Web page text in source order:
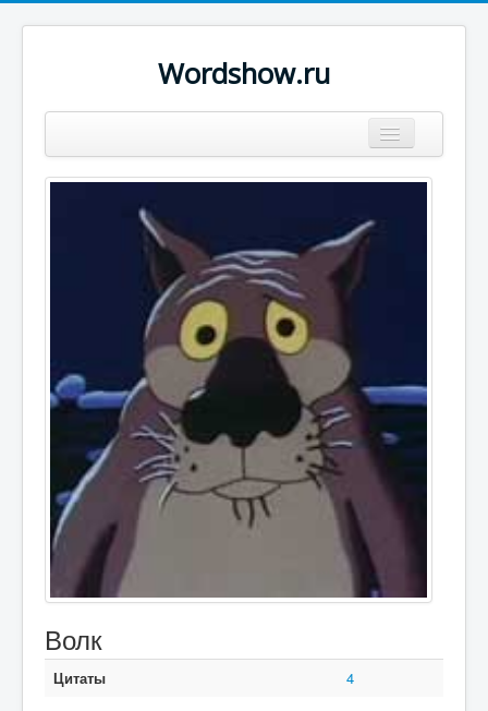
Wordshow.ru
Популярные цитаты
Волк
Цитаты 4